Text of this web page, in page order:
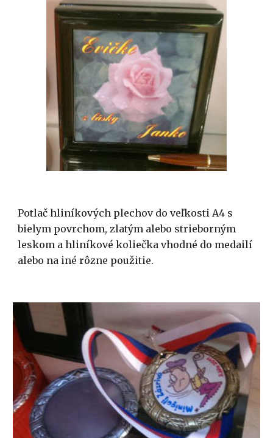
Potlač hliníkových plechov do veľkosti A4 s
bielym povrchom, zlatým alebo strieborným
leskom a hliníkové koliečka vhodné do medailí
alebo na iné rôzne použitie.